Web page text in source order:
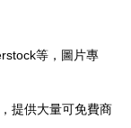
等，圖片專
提供大量可免費商